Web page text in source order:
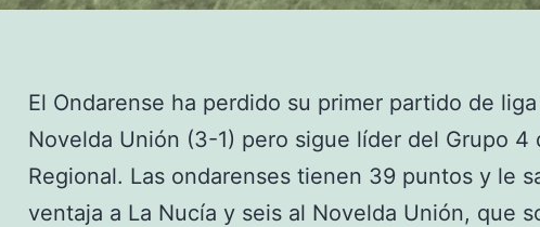
El Ondarense ha perdido su primer partido de
Novelda Unión (3-1) pero sigue líder del Grupo 4
Regional. Las ondarenses tienen 39 puntos y le
ventaja a La Nucía y seis al Novelda Unión, que